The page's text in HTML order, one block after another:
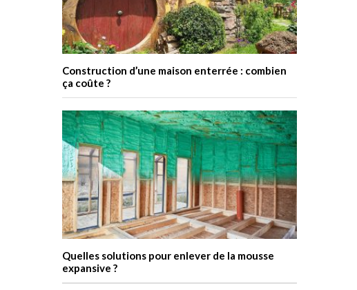
Construction d’une maison enterrée : combien
ça coûte ?
Quelles solutions pour enlever de la mousse
expansive ?